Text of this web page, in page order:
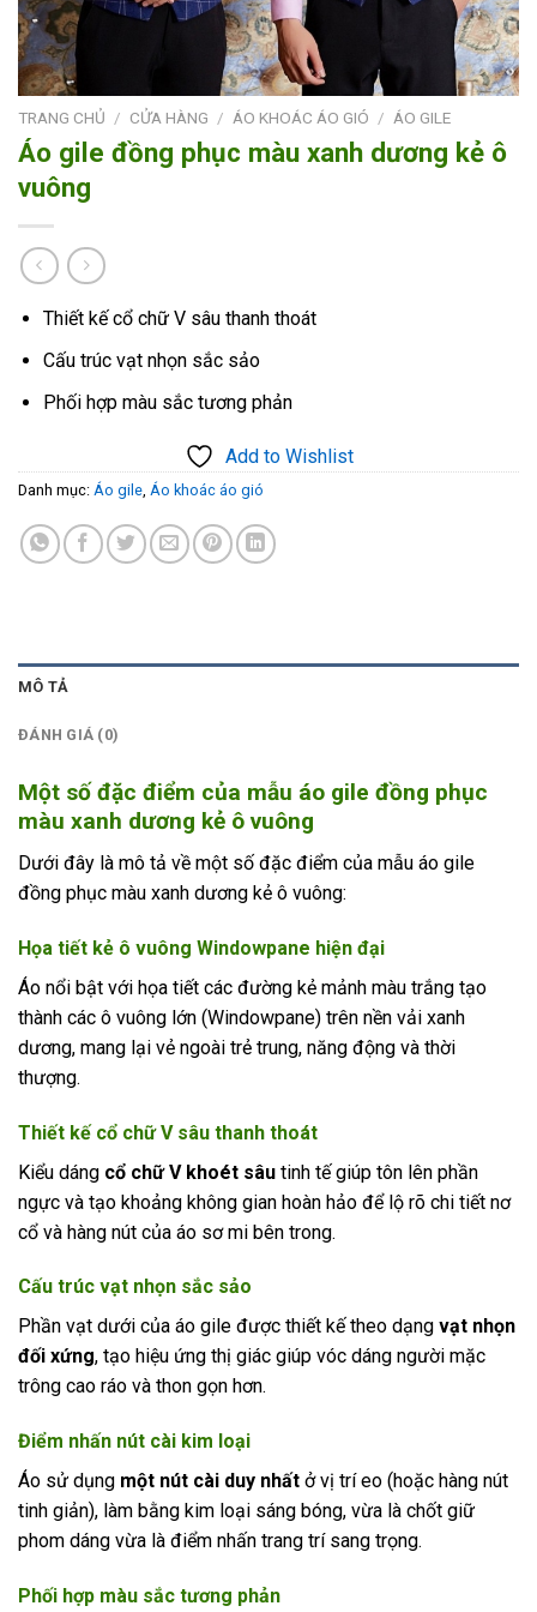
TRANG CHỦ / CỬA HÀNG / ÁO KHOÁC ÁO GIÓ / ÁO GILE
Áo gile đồng phục màu xanh dương kẻ ô
vuông
Thiết kế cổ chữ V sâu thanh thoát
Cấu trúc vạt nhọn sắc sảo
Phối hợp màu sắc tương phản
Add to Wishlist
Danh mục: Áo gile, Áo khoác áo gió
MÔ TẢ
ĐÁNH GIÁ (0)
Một số đặc điểm của mẫu áo gile đồng phục
màu xanh dương kẻ ô vuông
Dưới đây là mô tả về một số đặc điểm của mẫu áo gile
đồng phục màu xanh dương kẻ ô vuông:
Họa tiết kẻ ô vuông Windowpane hiện đại
Áo nổi bật với họa tiết các đường kẻ mảnh màu trắng tạo
thành các ô vuông lớn (Windowpane) trên nền vải xanh
dương, mang lại vẻ ngoài trẻ trung, năng động và thời
thượng.
Thiết kế cổ chữ V sâu thanh thoát
Kiểu dáng cổ chữ V khoét sâu tinh tế giúp tôn lên phần
ngực và tạo khoảng không gian hoàn hảo để lộ rõ chi tiết nơ
cổ và hàng nút của áo sơ mi bên trong.
Cấu trúc vạt nhọn sắc sảo
Phần vạt dưới của áo gile được thiết kế theo dạng vạt nhọn
đối xứng, tạo hiệu ứng thị giác giúp vóc dáng người mặc
trông cao ráo và thon gọn hơn.
Điểm nhấn nút cài kim loại
Áo sử dụng một nút cài duy nhất ở vị trí eo (hoặc hàng nút
tinh giản), làm bằng kim loại sáng bóng, vừa là chốt giữ
phom dáng vừa là điểm nhấn trang trí sang trọng.
Phối hợp màu sắc tương phản